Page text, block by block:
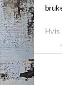
Hvis
Du